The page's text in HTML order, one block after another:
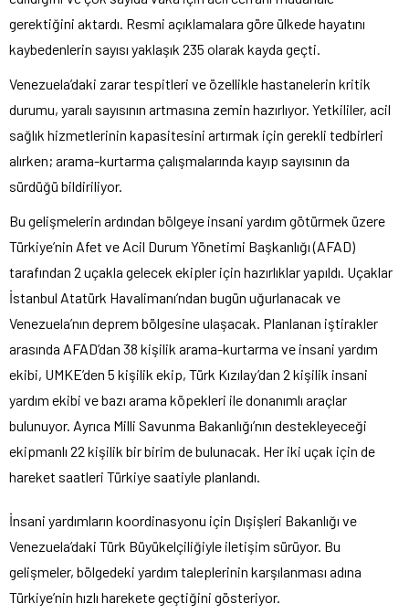
gerektiğini aktardı. Resmi açıklamalara göre ülkede hayatını
kaybedenlerin sayısı yaklaşık 235 olarak kayda geçti.
Venezuela’daki zarar tespitleri ve özellikle hastanelerin kritik
durumu, yaralı sayısının artmasına zemin hazırlıyor. Yetkililer, acil
sağlık hizmetlerinin kapasitesini artırmak için gerekli tedbirleri
alırken; arama-kurtarma çalışmalarında kayıp sayısının da
sürdüğü bildiriliyor.
Bu gelişmelerin ardından bölgeye insani yardım götürmek üzere
Türkiye’nin Afet ve Acil Durum Yönetimi Başkanlığı (AFAD)
tarafından 2 uçakla gelecek ekipler için hazırlıklar yapıldı. Uçaklar
İstanbul Atatürk Havalimanı’ndan bugün uğurlanacak ve
Venezuela’nın deprem bölgesine ulaşacak. Planlanan iştirakler
arasında AFAD’dan 38 kişilik arama-kurtarma ve insani yardım
ekibi, UMKE’den 5 kişilik ekip, Türk Kızılay’dan 2 kişilik insani
yardım ekibi ve bazı arama köpekleri ile donanımlı araçlar
bulunuyor. Ayrıca Milli Savunma Bakanlığı’nın destekleyeceği
ekipmanlı 22 kişilik bir birim de bulunacak. Her iki uçak için de
hareket saatleri Türkiye saatiyle planlandı.
İnsani yardımların koordinasyonu için Dışişleri Bakanlığı ve
Venezuela’daki Türk Büyükelçiliğiyle iletişim sürüyor. Bu
gelişmeler, bölgedeki yardım taleplerinin karşılanması adına
Türkiye’nin hızlı harekete geçtiğini gösteriyor.